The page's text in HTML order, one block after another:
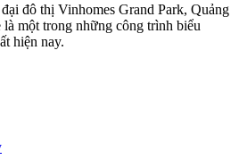
đô thị Vinhomes Grand Park, Quảng
một trong những công trình biểu
hiện nay.